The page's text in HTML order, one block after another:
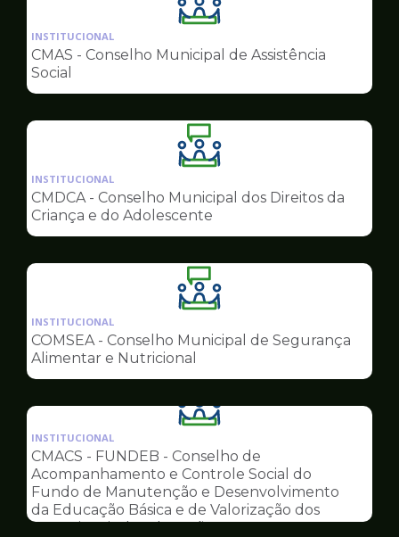
Ilustração
da
pagina
Conselhos
INSTITUCIONAL
CMAS - Conselho Municipal de Assistência
Social
Ilustração
da
pagina
de
Conselhos
INSTITUCIONAL
CMDCA - Conselho Municipal dos Direitos da
Criança e do Adolescente
Ilustração
da
pagina
Conselhos
INSTITUCIONAL
COMSEA - Conselho Municipal de Segurança
Alimentar e Nutricional
Ilustração
da
pagina
de
Conselhos
INSTITUCIONAL
CMACS - FUNDEB - Conselho de
Acompanhamento e Controle Social do
Fundo de Manutenção e Desenvolvimento
da Educação Básica e de Valorização dos
Profissionais da Educação